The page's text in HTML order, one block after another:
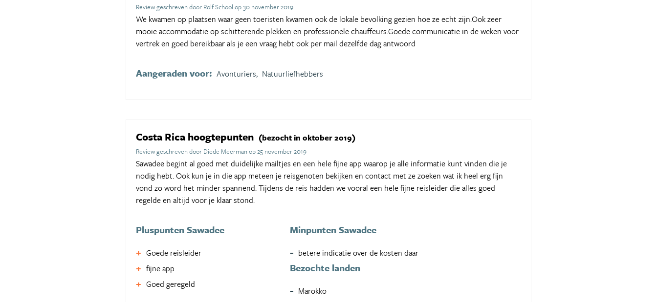
Review geschreven door Rolf School op 30 november 2019
We kwamen op plaatsen waar geen toeristen kwamen ook de lokale bevolking gezien hoe ze echt zijn.Ook zeer
mooie accommodatie op schitterende plekken en professionele chauffeurs.Goede communicatie in de weken voor
vertrek en goed bereikbaar als je een vraag hebt ook per mail dezelfde dag antwoord
Aangeraden voor: Avonturiers, Natuurliefhebbers
Costa Rica hoogtepunten (bezocht in oktober 2019)
Review geschreven door Diede Meerman op 25 november 2019
Sawadee begint al goed met duidelijke mailtjes en een hele fijne app waarop je alle informatie kunt vinden die je
nodig hebt. Ook kun je in die app meteen je reisgenoten bekijken en contact met ze zoeken wat ik heel erg fijn
vond zo word het minder spannend. Tijdens de reis hadden we vooral een hele fijne reisleider die alles goed
regelde en altijd voor je klaar stond.
Pluspunten Sawadee
Goede reisleider
fijne app
Goed geregeld
Minpunten Sawadee
betere indicatie over de kosten daar
Bezochte landen
Marokko